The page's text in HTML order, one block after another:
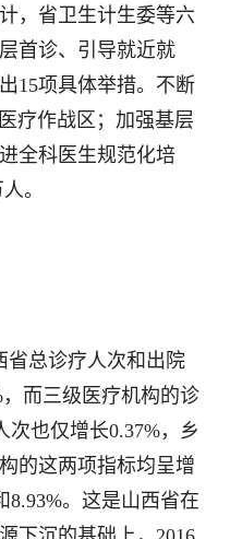
省卫生计生委等六
首诊、引导就近就
15项具体举措。不断
疗作战区；加强基层
全科医生规范化培
。
总诊疗人次和出院
而三级医疗机构的诊
次也仅增长0.37%，乡
的这两项指标均呈增
8.93%。这是山西省在